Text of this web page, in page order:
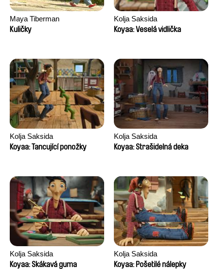
Maya Tiberman
Kuličky
Kolja Saksida
Koyaa: Veselá vidlička
Kolja Saksida
Koyaa: Tancující ponožky
Kolja Saksida
Koyaa: Strašidelná deka
Kolja Saksida
Koyaa: Skákavá guma
Kolja Saksida
Koyaa: Pošetilé nálepky